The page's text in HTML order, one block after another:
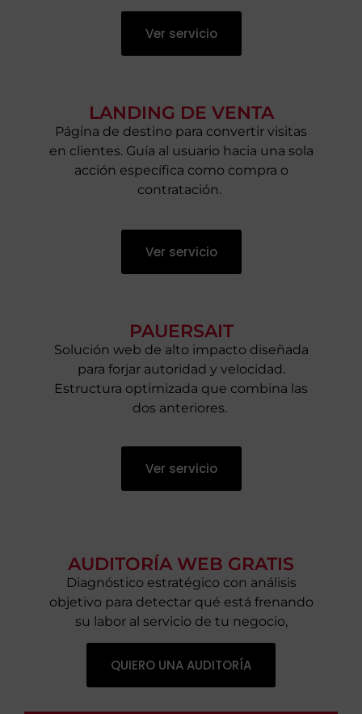
Ver servicio
LANDING DE VENTA
Página de destino para convertir visitas
en clientes. Guía al usuario hacia una sola
acción específica como compra o
contratación.
Ver servicio
PAUERSAIT
Solución web de alto impacto diseñada
para forjar autoridad y velocidad.
Estructura optimizada que combina las
dos anteriores.
Ver servicio
AUDITORÍA WEB GRATIS
Diagnóstico estratégico con análisis
objetivo para detectar qué está frenando
su labor al servicio de tu negocio,
QUIERO UNA AUDITORÍA